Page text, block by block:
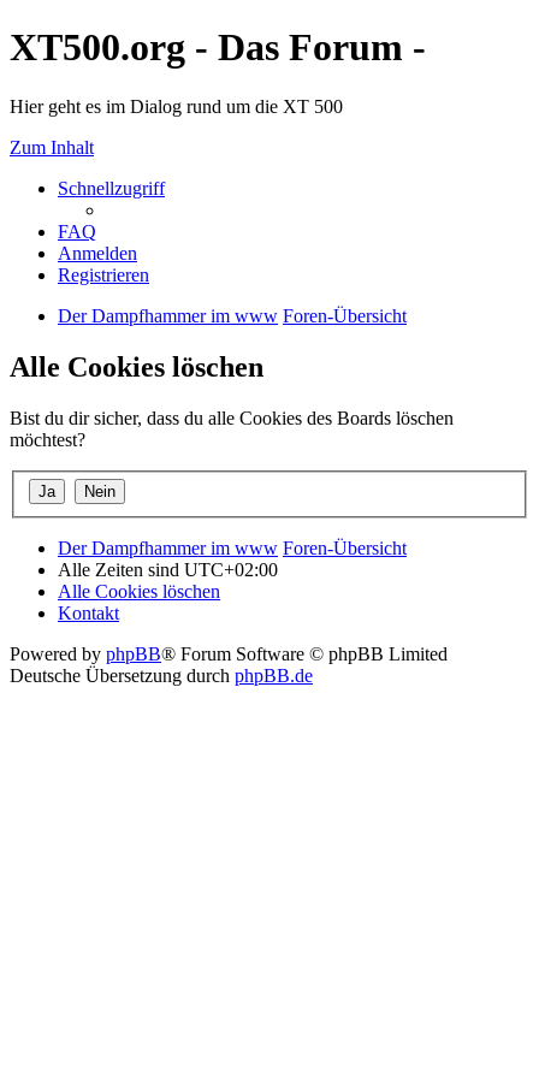
XT500.org - Das Forum -
Hier geht es im Dialog rund um die XT 500
Zum Inhalt
Schnellzugriff
FAQ
Anmelden
Registrieren
Der Dampfhammer im www Foren-Übersicht
Alle Cookies löschen
Bist du dir sicher, dass du alle Cookies des Boards löschen
möchtest?
Der Dampfhammer im www Foren-Übersicht
Alle Zeiten sind UTC+02:00
Alle Cookies löschen
Kontakt
Powered by phpBB® Forum Software © phpBB Limited
Deutsche Übersetzung durch phpBB.de